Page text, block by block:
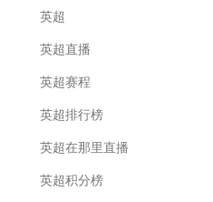
英超
英超直播
英超赛程
英超排行榜
英超在那里直播
英超积分榜